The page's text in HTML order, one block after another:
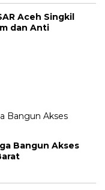
Aceh Singkil
dan Anti
Bangun Akses